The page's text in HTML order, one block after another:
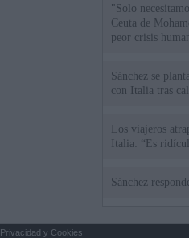
"Solo
Ceuta de
peor crisis
Sánchez se
con Italia tras
Los viajeros
Italia: “Es
Sánchez
Privacidad y Cookies